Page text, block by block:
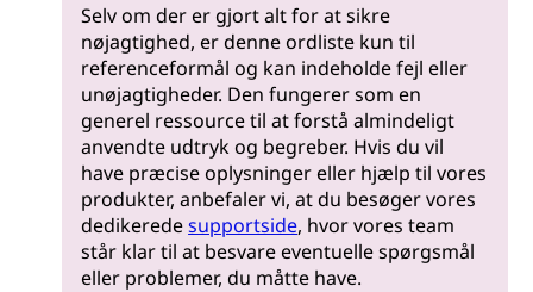
Selv om der er gjort alt for at sikre
nøjagtighed, er denne ordliste kun til
referenceformål og kan indeholde fejl eller
unøjagtigheder. Den fungerer som en
generel ressource til at forstå almindeligt
anvendte udtryk og begreber. Hvis du vil
have præcise oplysninger eller hjælp til vores
produkter, anbefaler vi, at du besøger vores
dedikeredesupportside, hvor vores team
står klar til at besvare eventuelle spørgsmål
eller problemer, du måtte have.